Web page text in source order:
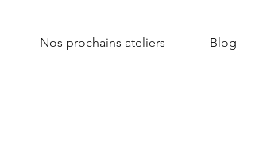
Nos prochains ateliers Blog